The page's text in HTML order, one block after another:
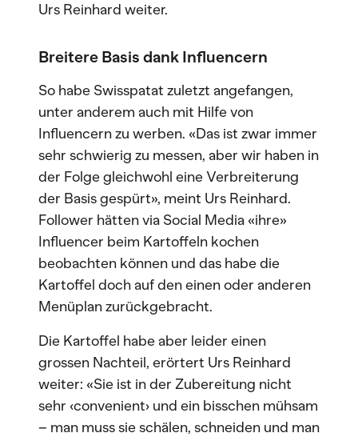
Urs Reinhard weiter.
Breitere Basis dank Influencern
So habe Swisspatat zuletzt angefangen,
unter anderem auch mit Hilfe von
Influencern zu werben. «Das ist zwar immer
sehr schwierig zu messen, aber wir haben in
der Folge gleichwohl eine Verbreiterung
der Basis gespürt», meint Urs Reinhard.
Follower hätten via Social Media «ihre»
Influencer beim Kartoffeln kochen
beobachten können und das habe die
Kartoffel doch auf den einen oder anderen
Menüplan zurückgebracht.
Die Kartoffel habe aber leider einen
grossen Nachteil, erörtert Urs Reinhard
weiter: «Sie ist in der Zubereitung nicht
sehr ‹convenient› und ein bisschen mühsam
– man muss sie schälen, schneiden und man